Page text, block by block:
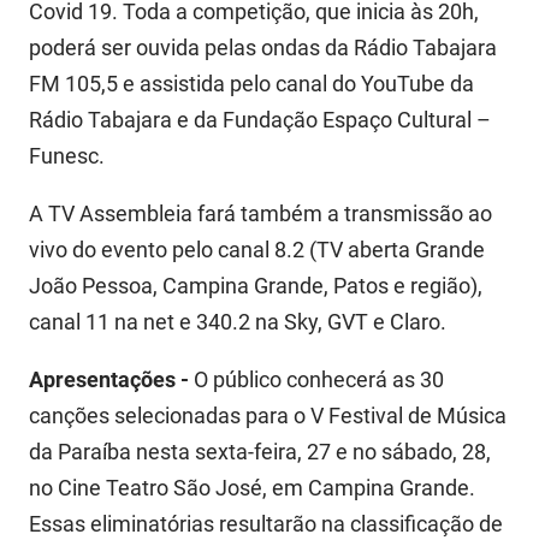
Covid 19. Toda a competição, que inicia às 20h,
poderá ser ouvida pelas ondas da Rádio Tabajara
FM 105,5 e assistida pelo canal do YouTube da
Rádio Tabajara e da Fundação Espaço Cultural –
Funesc.
A TV Assembleia fará também a transmissão ao
vivo do evento pelo canal 8.2 (TV aberta Grande
João Pessoa, Campina Grande, Patos e região),
canal 11 na net e 340.2 na Sky, GVT e Claro.
Apresentações - O público conhecerá as 30
canções selecionadas para o V Festival de Música
da Paraíba nesta sexta-feira, 27 e no sábado, 28,
no Cine Teatro São José, em Campina Grande.
Essas eliminatórias resultarão na classificação de